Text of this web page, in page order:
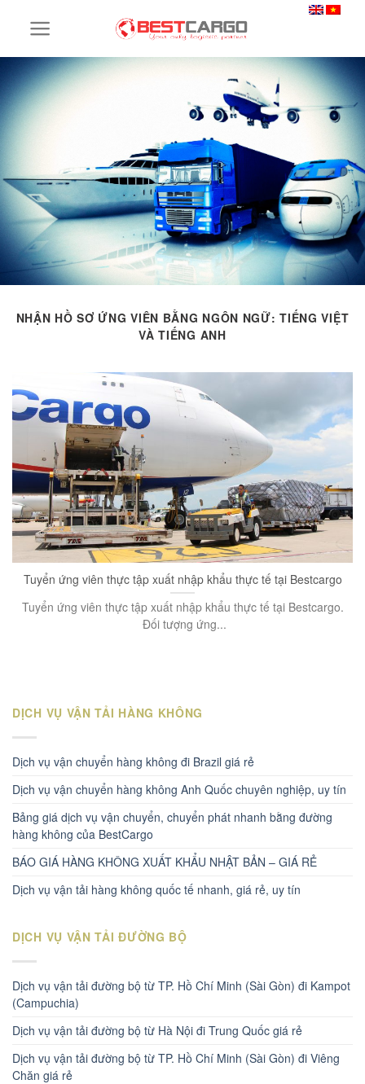
NHẬN HỒ SƠ ỨNG VIÊN BẰNG NGÔN NGỮ: TIẾNG VIỆT
VÀ TIẾNG ANH
Tuyển ứng viên thực tập xuất nhập khẩu thực tế tại Bestcargo
Tuyển ứng viên thực tập xuất nhập khẩu thực tế tại Bestcargo.
Đối tượng ứng...
DỊCH VỤ VẬN TẢI HÀNG KHÔNG
Dịch vụ vận chuyển hàng không đi Brazil giá rẻ
Dịch vụ vận chuyển hàng không Anh Quốc chuyên nghiệp, uy tín
Bảng giá dịch vụ vận chuyển, chuyển phát nhanh bằng đường
hàng không của BestCargo
BÁO GIÁ HÀNG KHÔNG XUẤT KHẨU NHẬT BẢN – GIÁ RẺ
Dịch vụ vận tải hàng không quốc tế nhanh, giá rẻ, uy tín
DỊCH VỤ VẬN TẢI ĐƯỜNG BỘ
Dịch vụ vận tải đường bộ từ TP. Hồ Chí Minh (Sài Gòn) đi Kampot
(Campuchia)
Dịch vụ vận tải đường bộ từ Hà Nội đi Trung Quốc giá rẻ
Dịch vụ vận tải đường bộ từ TP. Hồ Chí Minh (Sài Gòn) đi Viêng
Chăn giá rẻ